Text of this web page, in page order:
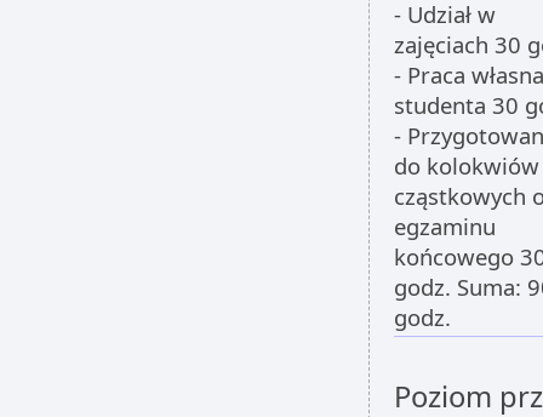
- Udział w
zajęciach 30
- Praca własna
studenta 30
-
do kolokwiów
cząstkowych
egzaminu
końcowego
godz. Suma:
godz.
Poziom